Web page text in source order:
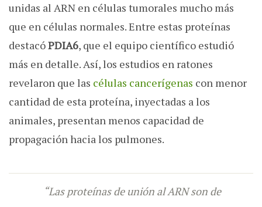
unidas al ARN en células tumorales mucho más
que en células normales. Entre estas proteínas
destacóPDIA6, que el equipo científico estudió
más en detalle. Así, los estudios en ratones
revelaron que las células cancerígenas con menor
cantidad de esta proteína, inyectadas a los
animales, presentan menos capacidad de
propagación hacia los pulmones.
“Las proteínas de unión al ARN son de